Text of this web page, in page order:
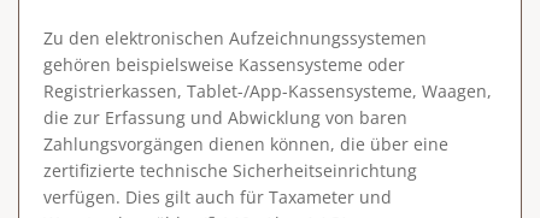
Zu den elektronischen Aufzeichnungssystemen
gehören beispielsweise Kassensysteme oder
Registrierkassen, Tablet-/App-Kassensysteme, Waagen,
die zur Erfassung und Abwicklung von baren
Zahlungsvorgängen dienen können, die über eine
zertifizierte technische Sicherheitseinrichtung
verfügen. Dies gilt auch für Taxameter und